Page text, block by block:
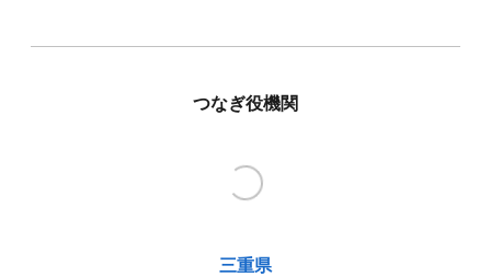
つなぎ役機関
三重県